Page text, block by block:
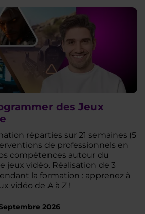
des Jeux
réparties sur 21 semaines (5
de professionnels en
compétences autour du
jeux vidéo. Réalisation de 3
la formation : apprenez à
vidéo de A à Z !
2026